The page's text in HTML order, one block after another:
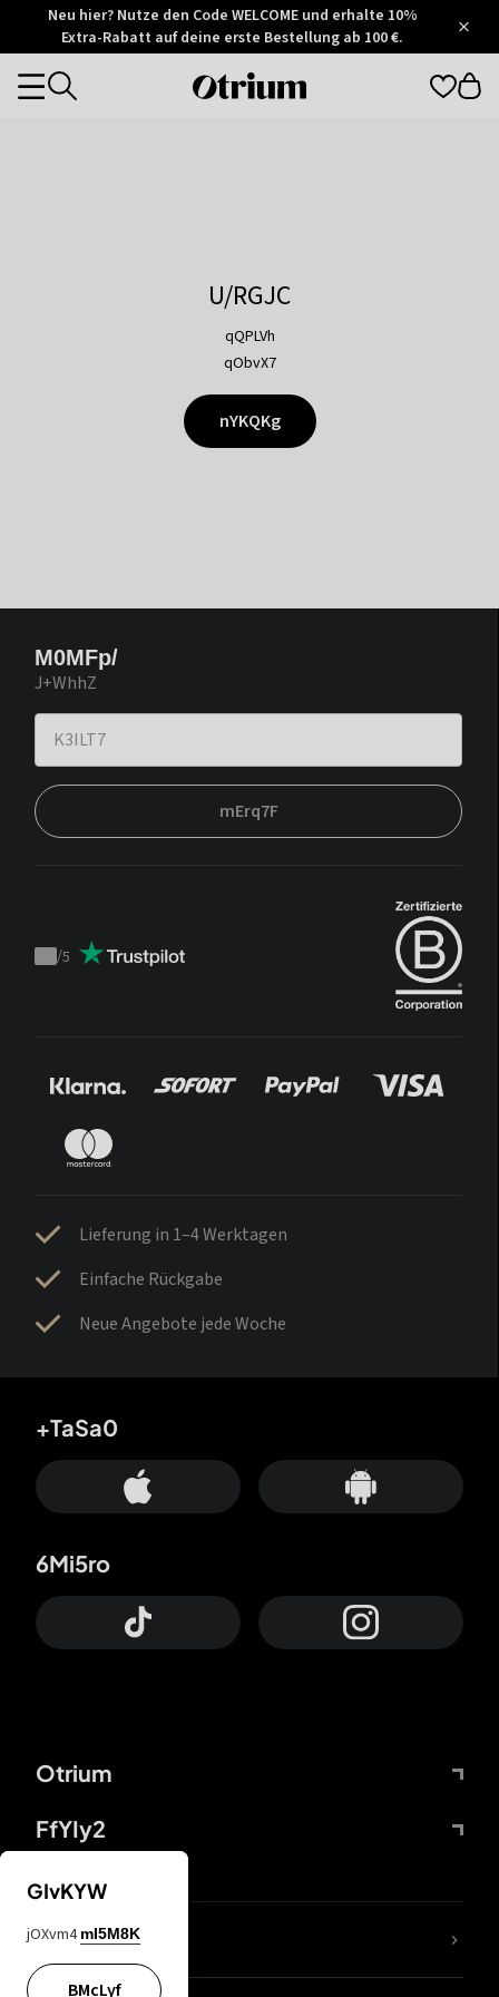
Otrium
Trustpilot
Neu hier? Nutze den Code WELCOME und erhalte 10%
Extra-Rabatt auf deine erste Bestellung ab 100 €.
Otrium
Categories
U/RGJC
qQPLVh
qObvX7
nYKQKg
M0MFp/
J+WhhZ
mErq7F
Trustpilot
/5
Lieferung in 1–4 Werktagen
Einfache Rückgabe
Neue Angebote jede Woche
Otrium
FfYIy2
+TaSa0
6Mi5ro
DDcvSo
GIvKYW
jOXvm4 mI5M8K
BMcLyf